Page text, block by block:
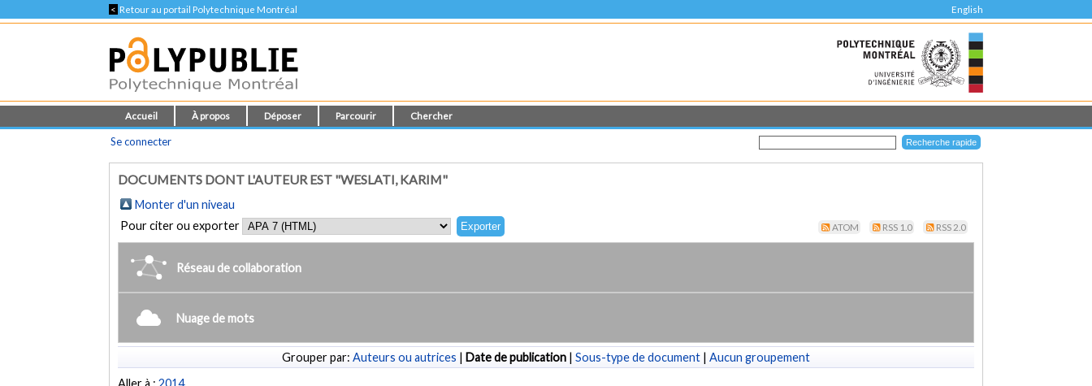
< Retour au portail Polytechnique Montréal English
Accueil À propos Déposer Parcourir Chercher
Se connecter
DOCUMENTS DONT L'AUTEUR EST "WESLATI, KARIM"
Monter d'un niveau
Pour citer ou exporter
ATOM RSS 1.0 RSS 2.0
Réseau de collaboration
Nuage de mots
Grouper par: Auteurs ou autrices | Date de publication | Sous-type de document | Aucun groupement